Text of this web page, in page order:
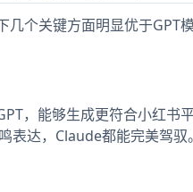
个关键方面明显优于GPT
，能够生成更符合小红
达，Claude都能完美驾驭。